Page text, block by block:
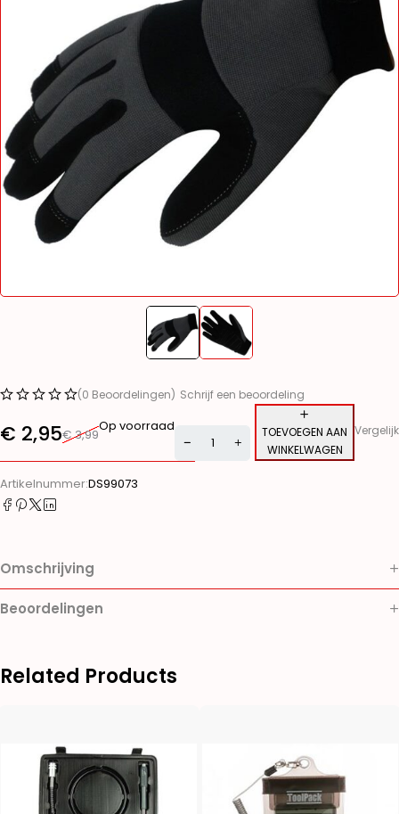
(0 Beoordelingen) Schrijf een beoordeling
€3,99
€ 2,95 Op voorraad
TOEVOEGEN AAN
WINKELWAGEN
Alternative:
Vergelijk
Artikelnummer:DS99073
Omschrijving
Beoordelingen
Related Products